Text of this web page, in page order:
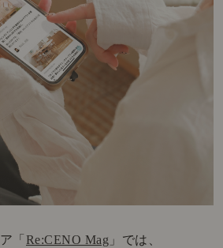
「 Re:CENO Mag 」では、